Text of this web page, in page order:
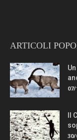
ARTICOLI
Il
30/